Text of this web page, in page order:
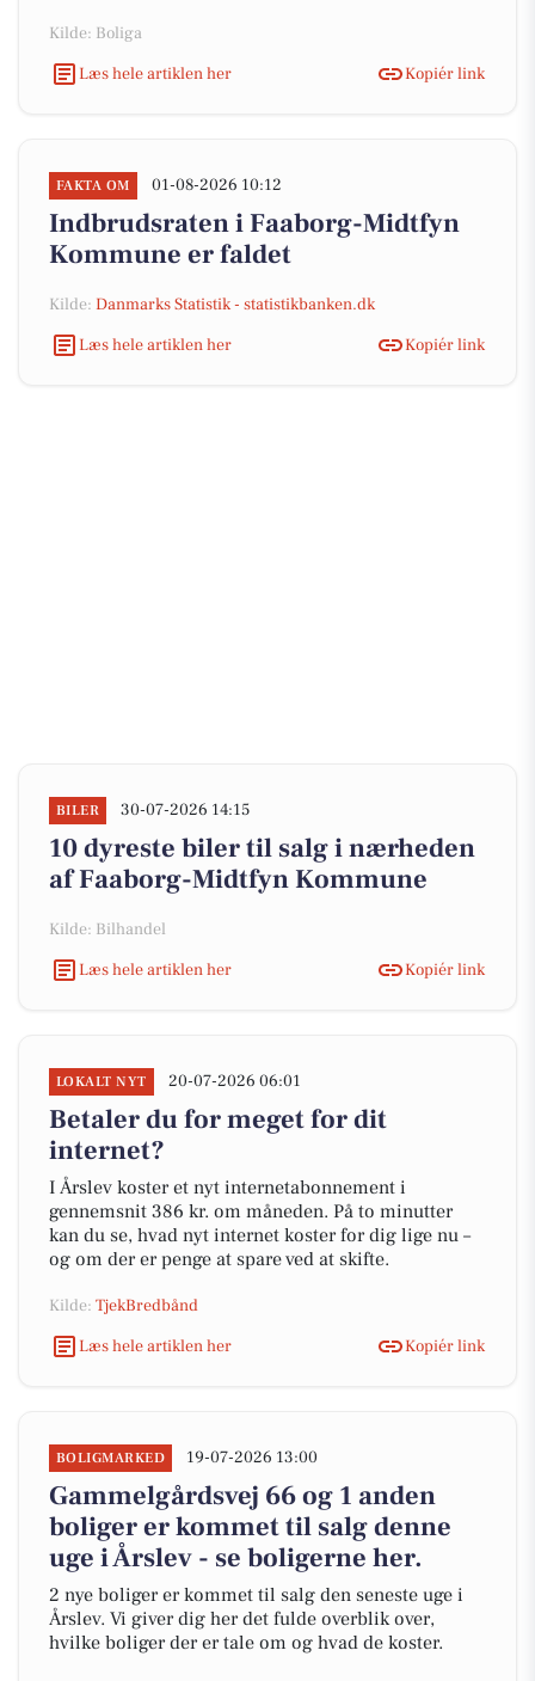
Kilde: Boliga
Læs hele artiklen her
Kopiér link
FAKTA OM 01-08-2026 10:12
Indbrudsraten i Faaborg-Midtfyn
Kommune er faldet
Kilde: Danmarks Statistik - statistikbanken.dk
Læs hele artiklen her
Kopiér link
BILER 30-07-2026 14:15
10 dyreste biler til salg i nærheden
af Faaborg-Midtfyn Kommune
Kilde: Bilhandel
Læs hele artiklen her
Kopiér link
LOKALT NYT 20-07-2026 06:01
Betaler du for meget for dit
internet?
I Årslev koster et nyt internetabonnement i
gennemsnit 386 kr. om måneden. På to minutter
kan du se, hvad nyt internet koster for dig lige nu –
og om der er penge at spare ved at skifte.
Kilde: TjekBredbånd
Læs hele artiklen her
Kopiér link
BOLIGMARKED 19-07-2026 13:00
Gammelgårdsvej 66 og 1 anden
boliger er kommet til salg denne
uge i Årslev - se boligerne her.
2 nye boliger er kommet til salg den seneste uge i
Årslev. Vi giver dig her det fulde overblik over,
hvilke boliger der er tale om og hvad de koster.